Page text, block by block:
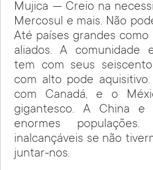
Mujica — Creio na
Mercosul e mais. Não
Até países grandes
aliados. A comunidade
tem com seus
com alto pode
com Canadá, e o
gigantesco. A China
enormes
inalcançáveis se não
juntar-nos.